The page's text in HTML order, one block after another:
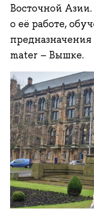
Восточной
о её работе,
mater – Вышке.